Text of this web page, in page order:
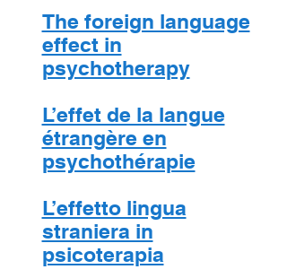
The foreign language
effect in
psychotherapy
L’effet de la langue
étrangère en
psychothérapie
L’effetto lingua
straniera in
psicoterapia